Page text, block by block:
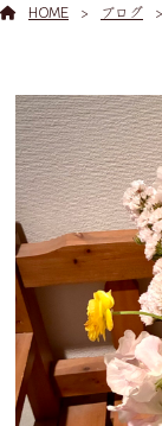
HOME ブログ